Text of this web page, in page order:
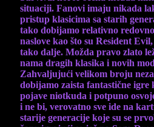
situaciji. Fanovi imaju nikada
pristup klasicima sa starih
tako dobijamo relativno
naslove kao što su Resident
tako dalje. Možda pravo zlato
nama dragih klasika i novih
Zahvaljujući velikom broju
dobijamo zaista fantastične igre
pojave niotkuda i potpuno
i ne bi, verovatno sve ide na
starije generacije koje su se